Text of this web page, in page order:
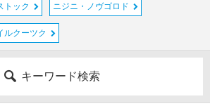
トック ニジニ・ノヴゴロド
ルクーツク
キーワード検索